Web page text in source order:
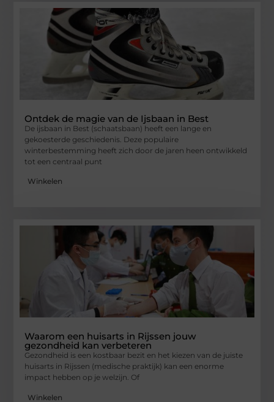
Ontdek de magie van de Ijsbaan in Best
De ijsbaan in Best (schaatsbaan) heeft een lange en
gekoesterde geschiedenis. Deze populaire
winterbestemming heeft zich door de jaren heen ontwikkeld
tot een centraal punt
Winkelen
Waarom een huisarts in Rijssen jouw
gezondheid kan verbeteren
Gezondheid is een kostbaar bezit en het kiezen van de juiste
huisarts in Rijssen (medische praktijk) kan een enorme
impact hebben op je welzijn. Of
Winkelen